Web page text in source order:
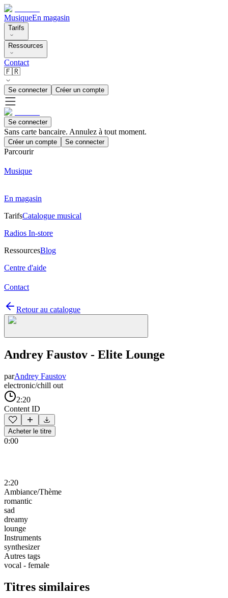
MusiqueEn magasin
Tarifs
Ressources
Contact
🇫🇷
Se connecter Créer un compte
Se connecter
Sans carte bancaire. Annulez à tout moment.
Créer un compte Se connecter
Parcourir
Musique
En magasin
TarifsCatalogue musical
Radios In-store
RessourcesBlog
Centre d'aide
Contact
Retour au catalogue
Andrey Faustov - Elite Lounge
parAndrey Faustov
electronic/chill out
2:20
Content ID
Acheter le titre
0:00
2:20
Ambiance/Thème
romantic
sad
dreamy
lounge
Instruments
synthesizer
Autres tags
vocal - female
Titres similaires